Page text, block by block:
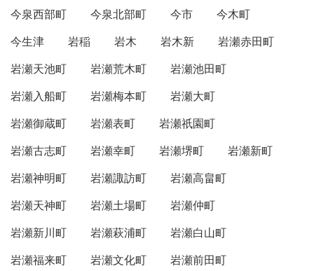
今泉西部町
今泉北部町 今市
今木町
今生津
岩稲 岩木 岩木新
岩瀬赤田町
岩瀬天池町
岩瀬荒木町
岩瀬池田町
岩瀬入船町
岩瀬梅本町
岩瀬大町
岩瀬御蔵町
岩瀬表町
岩瀬祇園町
岩瀬古志町
岩瀬幸町 岩瀬堺町
岩瀬新町
岩瀬神明町
岩瀬諏訪町
岩瀬高畠町
岩瀬天神町
岩瀬土場町
岩瀬仲町
岩瀬新川町
岩瀬萩浦町
岩瀬白山町
岩瀬福来町
岩瀬文化町
岩瀬前田町